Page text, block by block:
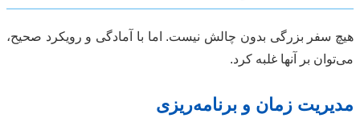
هیچ سفر بزرگی بدون چالش نیست. اما با آمادگی و رویکرد صحیح،
می‌توان بر آنها غلبه کرد.
مدیریت زمان و برنامه‌ریزی